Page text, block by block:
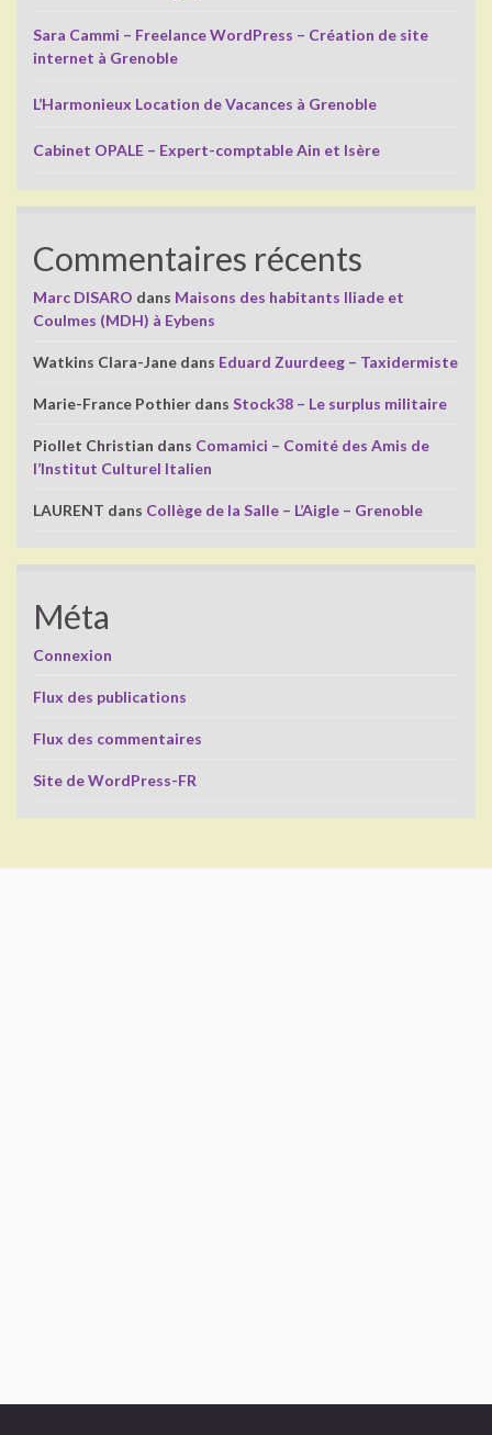
Sara Cammi – Freelance WordPress – Création de site
internet à Grenoble
L’Harmonieux Location de Vacances à Grenoble
Cabinet OPALE – Expert-comptable Ain et Isère
Commentaires récents
Marc DISARO dans Maisons des habitants Iliade et
Coulmes (MDH) à Eybens
Watkins Clara-Jane dans Eduard Zuurdeeg – Taxidermiste
Marie-France Pothier dans Stock38 – Le surplus militaire
Piollet Christian dans Comamici – Comité des Amis de
l’Institut Culturel Italien
LAURENT dans Collège de la Salle – L’Aigle – Grenoble
Méta
Connexion
Flux des publications
Flux des commentaires
Site de WordPress-FR